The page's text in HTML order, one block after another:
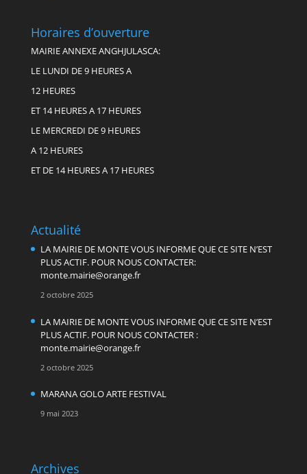
Horaires d’ouverture
MAIRIE ANNEXE ANGHJULASCA:
LE LUNDI DE 9 HEURES A
12 HEURES
ET 14 HEURES A 17 HEURES
LE MERCREDI DE 9 HEURES
A 12 HEURES
ET DE 14 HEURES A 17 HEURES
Actualité
LA MAIRIE DE MONTE VOUS INFORME QUE CE SITE N’EST
PLUS ACTIF. POUR NOUS CONTACTER:
monte.mairie@orange.fr
2 octobre 2025
LA MAIRIE DE MONTE VOUS INFORME QUE CE SITE N’EST
PLUS ACTIF. POUR NOUS CONTACTER :
monte.mairie@orange.fr
2 octobre 2025
MARANA GOLO ARTE FESTIVAL
9 mai 2023
Archives